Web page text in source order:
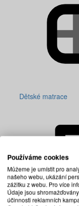
Dětské matrace
Používáme cookies
Můžeme je umístit pro
našeho webu, ukázání
zážitku z webu. Pro více
Údaje jsou
účinnosti reklamních